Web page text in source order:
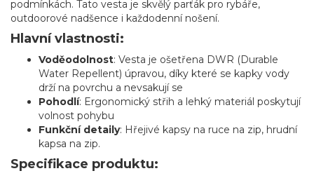
podmínkách. Tato vesta je skvělý parťák pro rybáře,
outdoorové nadšence i každodenní nošení.
Hlavní vlastnosti:
Voděodolnost: Vesta je ošetřena DWR (Durable
Water Repellent) úpravou, díky které se kapky vody
drží na povrchu a nevsakují se
Pohodlí: Ergonomický střih a lehký materiál poskytují
volnost pohybu
Funkční detaily: Hřejivé kapsy na ruce na zip, hrudní
kapsa na zip.
Specifikace produktu: